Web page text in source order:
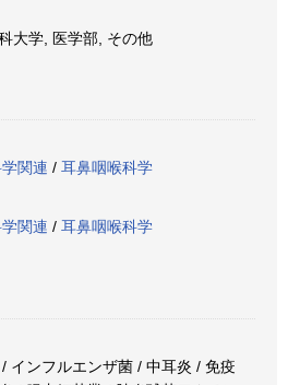
大学, 医学部, その他
関連 / 耳鼻咽喉科学
関連 / 耳鼻咽喉科学
インフルエンザ菌 / 中耳炎 / 免疫